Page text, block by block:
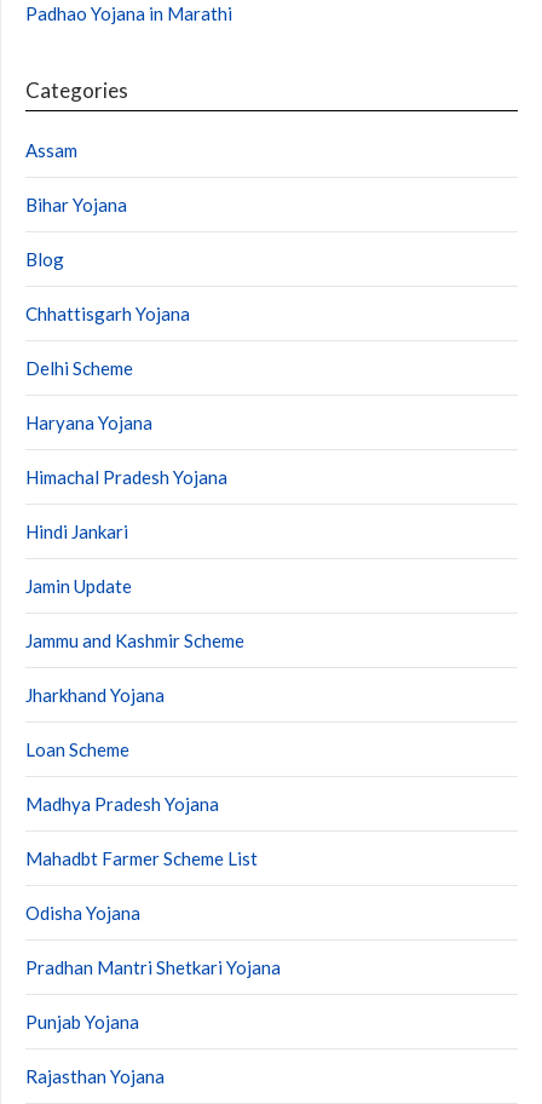
Padhao Yojana in Marathi
Categories
Assam
Bihar Yojana
Blog
Chhattisgarh Yojana
Delhi Scheme
Haryana Yojana
Himachal Pradesh Yojana
Hindi Jankari
Jamin Update
Jammu and Kashmir Scheme
Jharkhand Yojana
Loan Scheme
Madhya Pradesh Yojana
Mahadbt Farmer Scheme List
Odisha Yojana
Pradhan Mantri Shetkari Yojana
Punjab Yojana
Rajasthan Yojana